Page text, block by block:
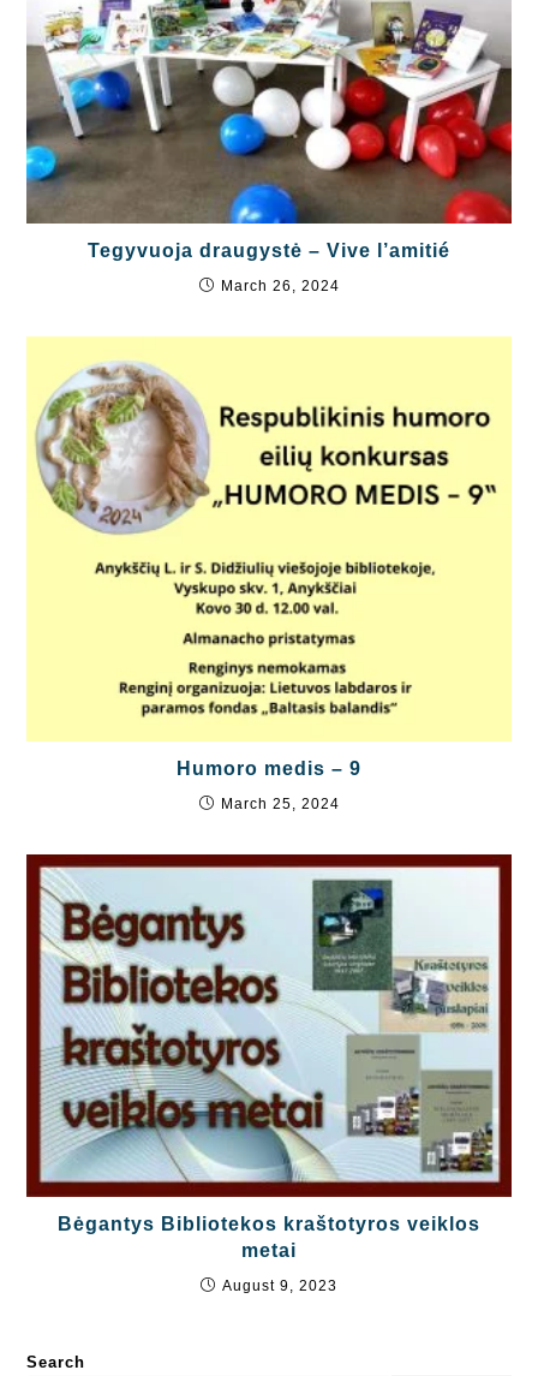
Tegyvuoja draugystė – Vive l’amitié
March 26, 2024
Humoro medis – 9
March 25, 2024
Bėgantys Bibliotekos kraštotyros veiklos
metai
August 9, 2023
Search